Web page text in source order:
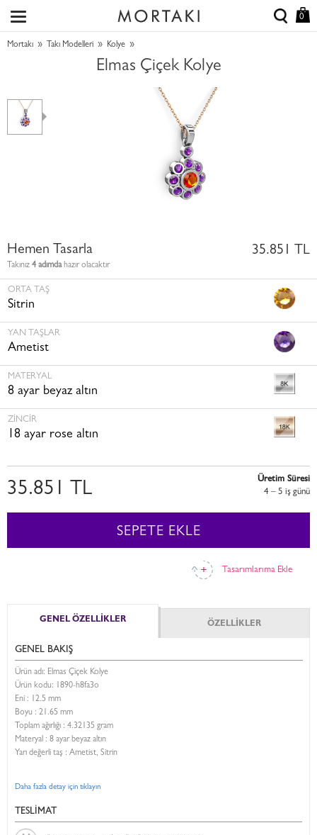
0
Mortakı » Takı Modelleri » Kolye »
Elmas Çiçek Kolye
Hemen Tasarla
Takınız 4 adımdahazır olacaktır
35.851 TL
ORTA TAŞ
Sitrin
YAN TAŞLAR
Ametist
MATERYAL
8 ayar beyaz altın
ZINCIR
18 ayar rose altın
Tasarımlarıma Ekle
35.851 TL
Üretim Süresi
4 – 5 i̇ş günü
SEPETE EKLE
GENEL ÖZELLİKLER ÖZELLİKLER
GENEL BAKIŞ
Ürün adı: Elmas Çiçek Kolye
Ürün kodu: 1890-h8fa3o
Eni : 12.5 mm
Boyu : 21.65 mm
Toplam ağırlığı : 4.32135 gram
Materyal : 8 ayar beyaz altın
Yarı değerli taş : Ametist, Sitrin
Daha fazla detay için tıklayın
TESLİMAT